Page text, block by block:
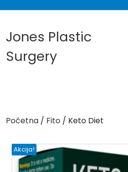
Jones Plastic
Surgery
Početna / Fito / Keto Diet
Akcija!